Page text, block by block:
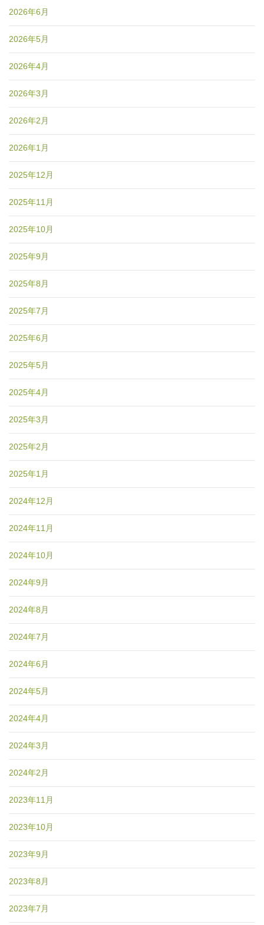
2026年6月
2026年5月
2026年4月
2026年3月
2026年2月
2026年1月
2025年12月
2025年11月
2025年10月
2025年9月
2025年8月
2025年7月
2025年6月
2025年5月
2025年4月
2025年3月
2025年2月
2025年1月
2024年12月
2024年11月
2024年10月
2024年9月
2024年8月
2024年7月
2024年6月
2024年5月
2024年4月
2024年3月
2024年2月
2023年11月
2023年10月
2023年9月
2023年8月
2023年7月